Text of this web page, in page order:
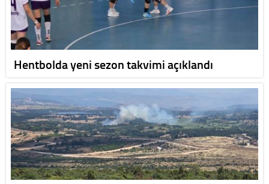
Hentbolda yeni sezon takvimi açıklandı